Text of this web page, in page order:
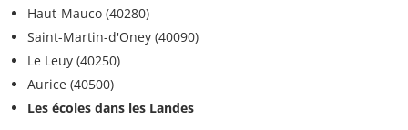
Haut-Mauco (40280)
Saint-Martin-d'Oney (40090)
Le Leuy (40250)
Aurice (40500)
Les écoles dans les Landes